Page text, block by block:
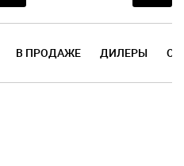
В ПРОДАЖЕ ДИЛЕРЫ